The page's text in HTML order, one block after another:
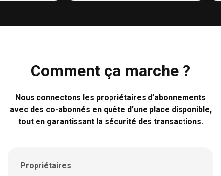
Blacknut
YNAB
bunq
Cafeyn
Comment ça marche ?
Nous connectons les propriétaires d’abonnements
avec des co-abonnés en quête d’une place disponible,
tout en garantissant la sécurité des transactions.
Propriétaires